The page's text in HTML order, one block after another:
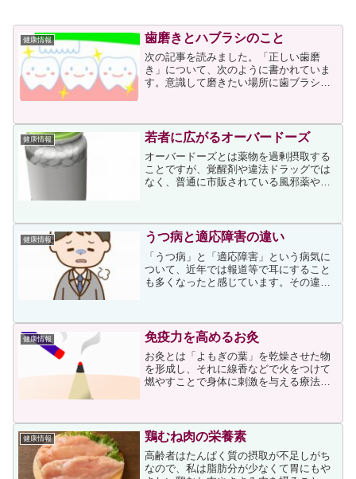
健康情報 歯磨きとハブラシのこと
次の記事を読みました。「正しい歯磨
き」について、次のように書かれていま
す。意識して磨きたい場所に歯ブラシの
シを5～10mmを目安に小刻みに動かし、
1～2本ずつ、...
健康情報 若者に広がるオーバードーズ
オーバードーズとは薬物を過剰摂取する
ことですが、覚醒剤や違法ドラッグでは
なく、普通に市販されている風邪薬や咳
記事の冒頭に次が書かれていました。
「薬物依存」といえば覚醒剤...
健康情報 うつ病と適応障害の違い
「うつ病」と「適応障害」という病気に
ついて、近年では報道等で耳にすること
も多くなったと感じています。その違い
新たにすることができました。記事の筆
者は精神科産業医で、次の...
健康情報 免疫力を高めるお灸
お灸とは「よもぎの葉」を乾燥させた物
を形成し、それに線香などで火をつけて
燃やすことで身体に刺激を与える療法で
や熱さを調節するので、無痕灸（痕が残
らず温かいお灸）や有痕灸...
健康情報 鶏むね肉の栄養素
高齢者はたんぱく質の摂取が不足しがち
なので、私は脂肪分が少なくて胃にもや